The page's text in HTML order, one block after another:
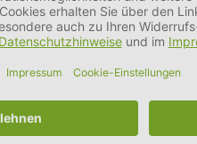
Rohasche 1,6 % Calcium
E: 125mg/kg.